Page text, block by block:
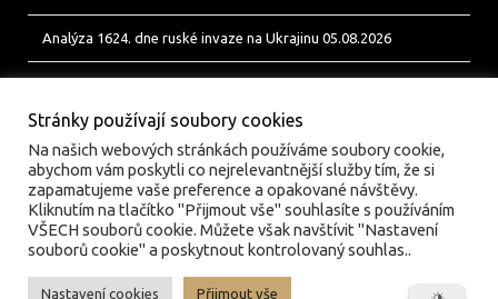
Analýza 1624. dne ruské invaze na Ukrajinu 05.08.2026
© valka.online | Vydavatel: Jan Tofl, Plzeň | ISSN 3029-
Stránky používají soubory cookies
Na našich webových stránkách používáme soubory cookie,
abychom vám poskytli co nejrelevantnější služby tím, že si
zapamatujeme vaše preference a opakované návštěvy.
Kliknutím na tlačítko "Přijmout vše" souhlasíte s používáním
VŠECH souborů cookie. Můžete však navštívit "Nastavení
souborů cookie" a poskytnout kontrolovaný souhlas..
Nastavení cookies Přijmout vše